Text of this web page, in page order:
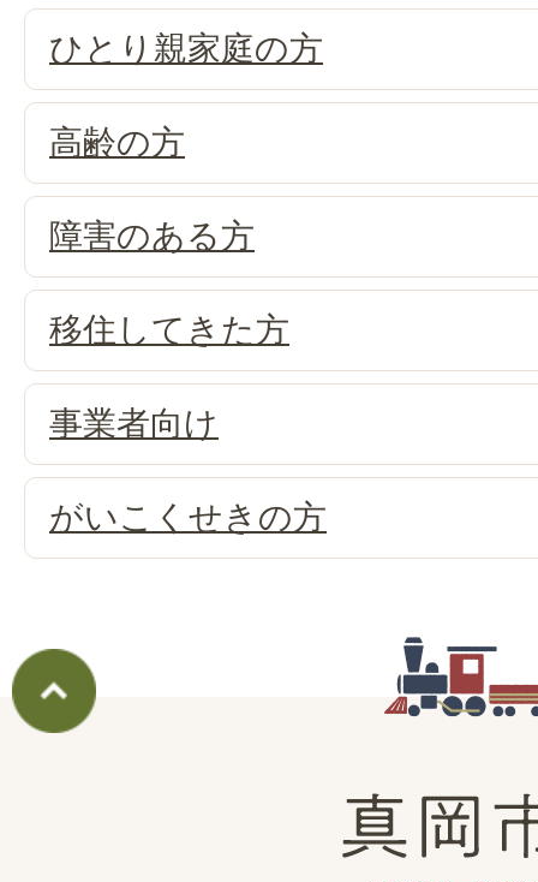
ひとり親家庭の方
高齢の方
障害のある方
移住してきた方
事業者向け
がいこくせきの方
真
岡